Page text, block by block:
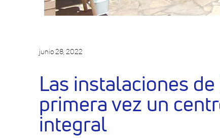
junio 28, 2022
Las instalaciones
primera vez un
integral